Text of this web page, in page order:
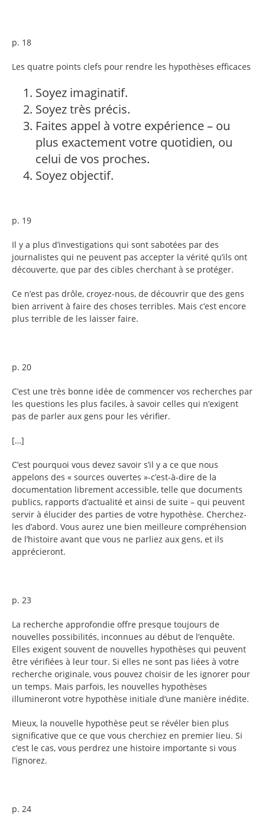
p. 18
Les quatre points clefs pour rendre les hypothèses efficaces
Soyez imaginatif.
Soyez très précis.
Faites appel à votre expérience – ou
plus exactement votre quotidien, ou
celui de vos proches.
Soyez objectif.
p. 19
Il y a plus d’investigations qui sont sabotées par des
journalistes qui ne peuvent pas accepter la vérité qu’ils ont
découverte, que par des cibles cherchant à se protéger.
Ce n’est pas drôle, croyez-nous, de découvrir que des gens
bien arrivent à faire des choses terribles. Mais c’est encore
plus terrible de les laisser faire.
p. 20
C’est une très bonne idée de commencer vos recherches par
les questions les plus faciles, à savoir celles qui n’exigent
pas de parler aux gens pour les vérifier.
[…]
C’est pourquoi vous devez savoir s’il y a ce que nous
appelons des « sources ouvertes »-c’est-à-dire de la
documentation librement accessible, telle que documents
publics, rapports d’actualité et ainsi de suite – qui peuvent
servir à élucider des parties de votre hypothèse. Cherchez-
les d’abord. Vous aurez une bien meilleure compréhension
de l’histoire avant que vous ne parliez aux gens, et ils
apprécieront.
p. 23
La recherche approfondie offre presque toujours de
nouvelles possibilités, inconnues au début de l’enquête.
Elles exigent souvent de nouvelles hypothèses qui peuvent
être vérifiées à leur tour. Si elles ne sont pas liées à votre
recherche originale, vous pouvez choisir de les ignorer pour
un temps. Mais parfois, les nouvelles hypothèses
illumineront votre hypothèse initiale d’une manière inédite.
Mieux, la nouvelle hypothèse peut se révéler bien plus
significative que ce que vous cherchiez en premier lieu. Si
c’est le cas, vous perdrez une histoire importante si vous
l’ignorez.
p. 24